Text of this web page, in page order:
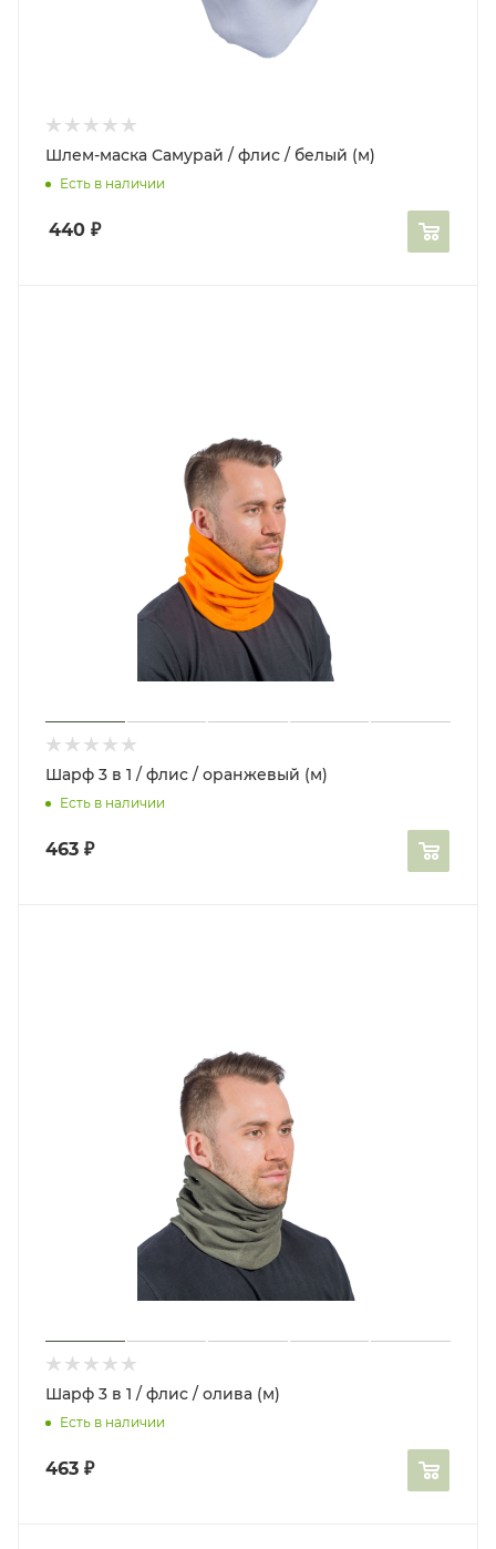
Шлем-маска Самурай / флис / белый (м)
Есть в наличии
440 ₽
Шарф 3 в 1 / флис / оранжевый (м)
Есть в наличии
463 ₽
Шарф 3 в 1 / флис / олива (м)
Есть в наличии
463 ₽